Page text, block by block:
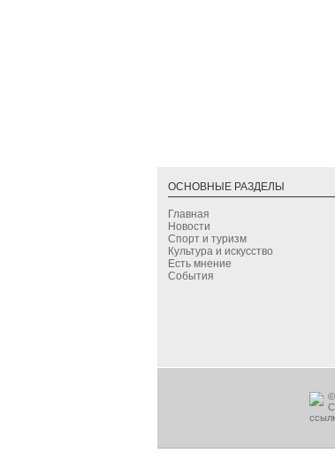
ОСНОВНЫЕ РАЗДЕЛЫ
Главная
Новости
Спорт и туризм
Культура и искусство
Есть мнение
События
©